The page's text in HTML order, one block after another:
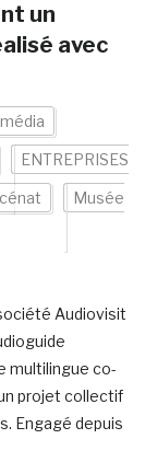
un
avec
ENTREPRISES
Musée
Audiovisit
multilingue co-
projet collectif
Engagé depuis